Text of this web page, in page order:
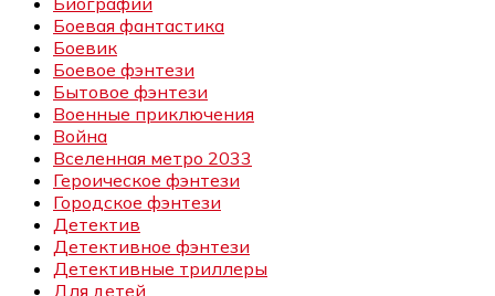
Боевая фантастика
Боевик
Боевое фэнтези
Бытовое фэнтези
Военные приключения
Война
Вселенная метро 2033
Героическое фэнтези
Городское фэнтези
Детектив
Детективное фэнтези
Детективные триллеры
Для детей